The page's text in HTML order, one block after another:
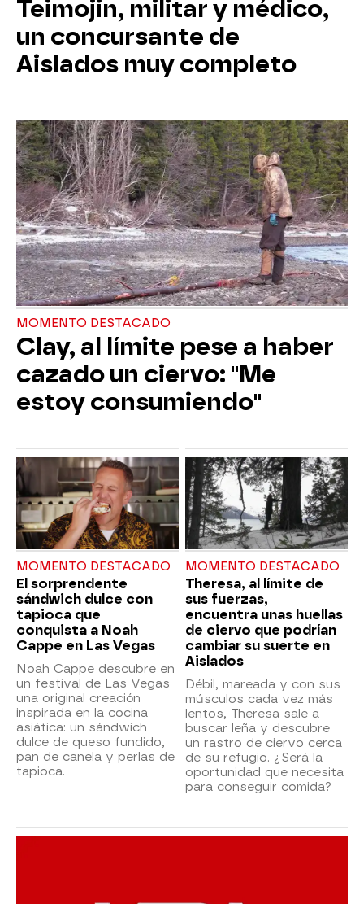
Teimojin, militar y médico,
un concursante de
Aislados muy completo
MOMENTO DESTACADO
Clay, al límite pese a haber
cazado un ciervo: "Me
estoy consumiendo"
MOMENTO DESTACADO
El sorprendente
sándwich dulce con
tapioca que
conquista a Noah
Cappe en Las Vegas
Noah Cappe descubre en
un festival de Las Vegas
una original creación
inspirada en la cocina
asiática: un sándwich
dulce de queso fundido,
pan de canela y perlas de
tapioca.
MOMENTO DESTACADO
Theresa, al límite de
sus fuerzas,
encuentra unas huellas
de ciervo que podrían
cambiar su suerte en
Aislados
Débil, mareada y con sus
músculos cada vez más
lentos, Theresa sale a
buscar leña y descubre
un rastro de ciervo cerca
de su refugio. ¿Será la
oportunidad que necesita
para conseguir comida?